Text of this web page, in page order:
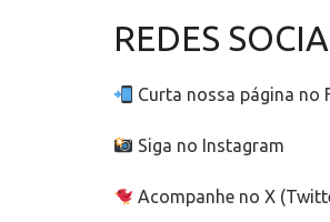
REDES
Curta nossa página no
Siga no Instagram
Acompanhe no X